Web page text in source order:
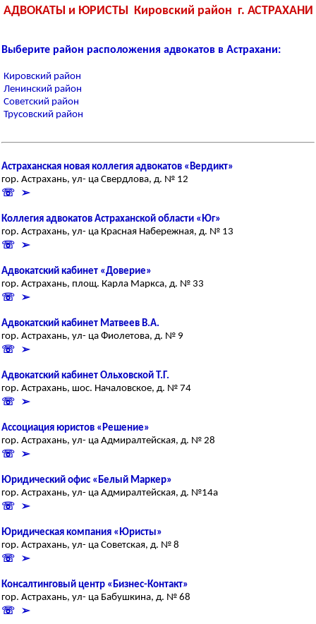
АДВОКАТЫ и ЮРИСТЫ Кировский район г. АСТРАХАНИ
Выберите район расположения адвокатов в Астрахани:
Кировский район
Ленинский район
Советский район
Трусовский район
Астраханская новая коллегия адвокатов «Вердикт»
гор. Астрахань, ул- ца Свердлова, д. № 12
☏ ➢
Коллегия адвокатов Астраханской области «Юг»
гор. Астрахань, ул- ца Красная Набережная, д. № 13
☏ ➢
Адвокатский кабинет «Доверие»
гор. Астрахань, площ. Карла Маркса, д. № 33
☏ ➢
Адвокатский кабинет Матвеев В.А.
гор. Астрахань, ул- ца Фиолетова, д. № 9
☏ ➢
Адвокатский кабинет Ольховской Т.Г.
гор. Астрахань, шос. Началовское, д. № 74
☏ ➢
Ассоциация юристов «Решение»
гор. Астрахань, ул- ца Адмиралтейская, д. № 28
☏ ➢
Юридический офис «Белый Маркер»
гор. Астрахань, ул- ца Адмиралтейская, д. №14а
☏ ➢
Юридическая компания «Юристы»
гор. Астрахань, ул- ца Советская, д. № 8
☏ ➢
Консалтинговый центр «Бизнес-Контакт»
гор. Астрахань, ул- ца Бабушкина, д. № 68
☏ ➢